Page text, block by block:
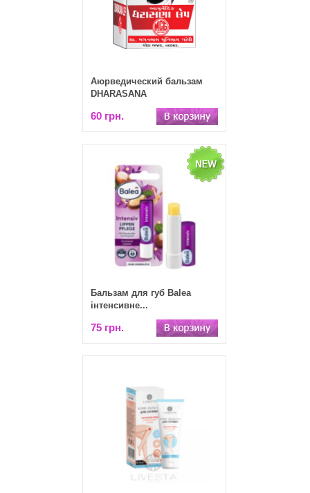
Аюрведический бальзам
DHARASANA
60 грн.
Бальзам для губ Balea
інтенсивне...
75 грн.